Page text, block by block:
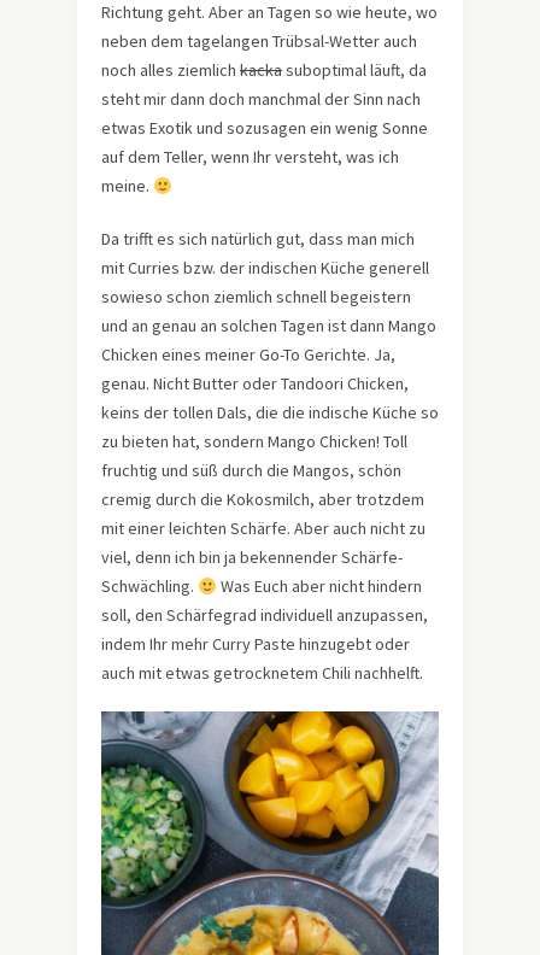
Richtung geht. Aber an Tagen so wie heute, wo
neben dem tagelangen Trübsal-Wetter auch
noch alles ziemlich kackasuboptimal läuft, da
steht mir dann doch manchmal der Sinn nach
etwas Exotik und sozusagen ein wenig Sonne
auf dem Teller, wenn Ihr versteht, was ich
meine.
Da trifft es sich natürlich gut, dass man mich
mit Curries bzw. der indischen Küche generell
sowieso schon ziemlich schnell begeistern
und an genau an solchen Tagen ist dann Mango
Chicken eines meiner Go-To Gerichte. Ja,
genau. Nicht Butter oder Tandoori Chicken,
keins der tollen Dals, die die indische Küche so
zu bieten hat, sondern Mango Chicken! Toll
fruchtig und süß durch die Mangos, schön
cremig durch die Kokosmilch, aber trotzdem
mit einer leichten Schärfe. Aber auch nicht zu
viel, denn ich bin ja bekennender Schärfe-
Schwächling.
Was Euch aber nicht hindern
soll, den Schärfegrad individuell anzupassen,
indem Ihr mehr Curry Paste hinzugebt oder
auch mit etwas getrocknetem Chili nachhelft.